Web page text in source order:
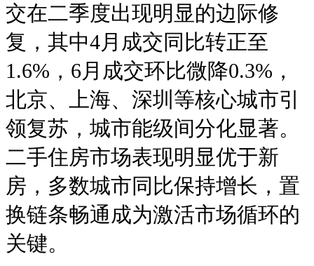
交在二季度出现明显的边际修
复，其中4月成交同比转正至
1.6%，6月成交环比微降0.3%，
北京、上海、深圳等核心城市引
领复苏，城市能级间分化显著。
二手住房市场表现明显优于新
房，多数城市同比保持增长，置
换链条畅通成为激活市场循环的
关键。